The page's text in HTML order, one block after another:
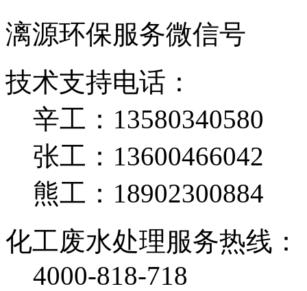
漓源环保服务微信号
技术支持电话：
辛工：13580340580
张工：13600466042
熊工：18902300884
化工废水处理服务热线：
4000-818-718